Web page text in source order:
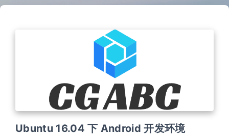
Ubuntu 16.04 下 Android 开发环境